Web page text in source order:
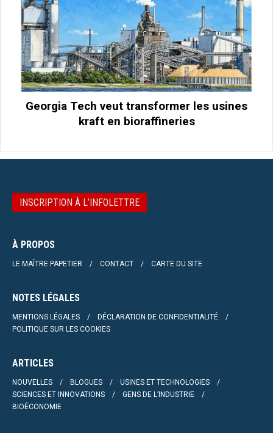
Georgia Tech veut transformer les usines
kraft en bioraffineries
INSCRIPTION À L’INFOLETTRE
À PROPOS
LE MAÎTRE PAPETIER CONTACT CARTE DU SITE
NOTES LÉGALES
MENTIONS LÉGALES
DÉCLARATION DE CONFIDENTIALITÉ
POLITIQUE SUR LES COOKIES
ARTICLES
NOUVELLES BLOGUES
USINES ET TECHNOLOGIES
SCIENCES ET INNOVATIONS
GENS DE L’INDUSTRIE
BIOÉCONOMIE